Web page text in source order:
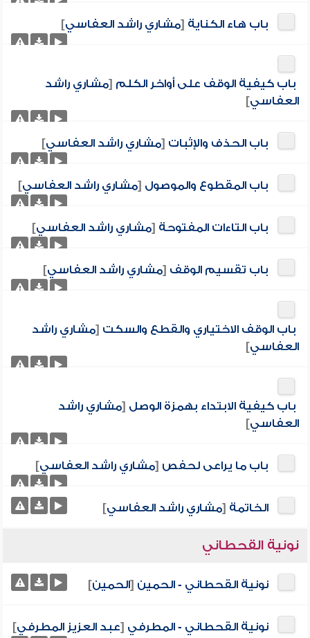
باب هاء الكناية [مشاري راشد العفاسي]
باب كيفية الوقف على أواخر الكلم [مشاري راشد
العفاسي]
باب الحذف والإثبات [مشاري راشد العفاسي]
باب المقطوع والموصول [مشاري راشد العفاسي]
باب التاءات المفتوحة [مشاري راشد العفاسي]
باب تقسيم الوقف [مشاري راشد العفاسي]
باب الوقف الاختياري والقطع والسكت [مشاري راشد
العفاسي]
باب كيفية الابتداء بهمزة الوصل [مشاري راشد
العفاسي]
باب ما يراعى لحفص [مشاري راشد العفاسي]
الخاتمة [مشاري راشد العفاسي]
نونية القحطاني
نونية القحطاني - الحمين [الحمين]
نونية القحطاني - المطرفي [عبد العزيز المطرفي]